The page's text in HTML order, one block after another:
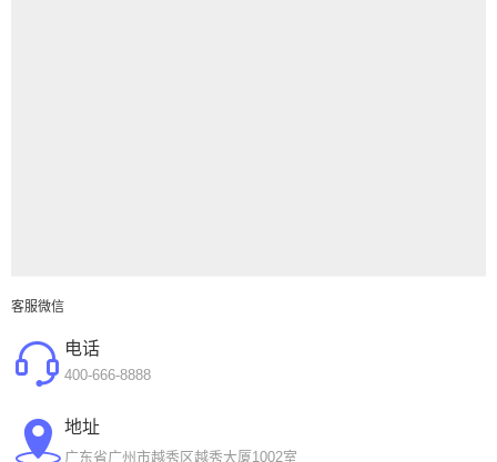
客服微信
电话
400-666-8888
地址
广东省广州市越秀区越秀大厦1002室